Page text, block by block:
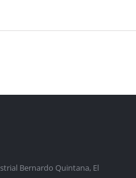
Bernardo Quintana, El